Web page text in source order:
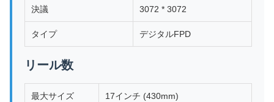
決議 3072 * 3072
タイプ デジタルFPD
リール数
最大サイズ 17インチ (430mm)